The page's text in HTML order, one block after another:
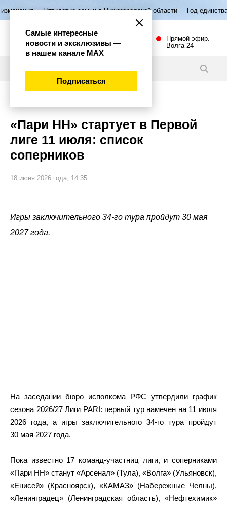
семьи в Нижегородской области Год единства народов
Прямой эфир.
Волга 24
«Пари НН» стартует в Первой
лиге 11 июля: список
соперников
18 июня 2026 года, 14:35
Игры заключительного 34‑го тура пройдут 30 мая
2027 года.
На заседании бюро исполкома РФС утвердили график
сезона 2026/27 Лиги PARI: первый тур намечен на 11 июля
2026 года, а игры заключительного 34‑го тура пройдут
30 мая 2027 года.
Пока известно 17 команд-участниц лиги, и соперниками
«Пари НН» станут «Арсенал» (Тула), «Волга» (Ульяновск),
«Енисей» (Красноярск), «КАМАЗ» (Набережные Челны),
«Ленинградец» (Ленинградская область), «Нефтехимик»
Самые интересные
новости и эксклюзивы —
в нашем канале МАХ
Подписаться